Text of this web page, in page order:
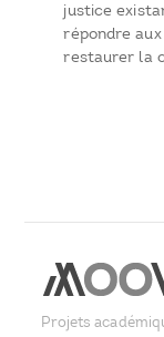
justice
répondre
restaurer la
Projets